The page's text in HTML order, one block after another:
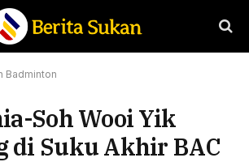
Badminton
Soh Wooi Yik
di Suku Akhir BAC